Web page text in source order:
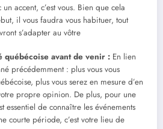
accent, c’est vous. Bien que cela
il vous faudra vous habituer, tout
s’adapter au vôtre
québécoise avant de venir : En lien
précédemment : plus vous vous
plus vous serez en mesure d’en
propre opinion. De plus, pour une
essentiel de connaître les événements
courte période, c’est votre lieu de